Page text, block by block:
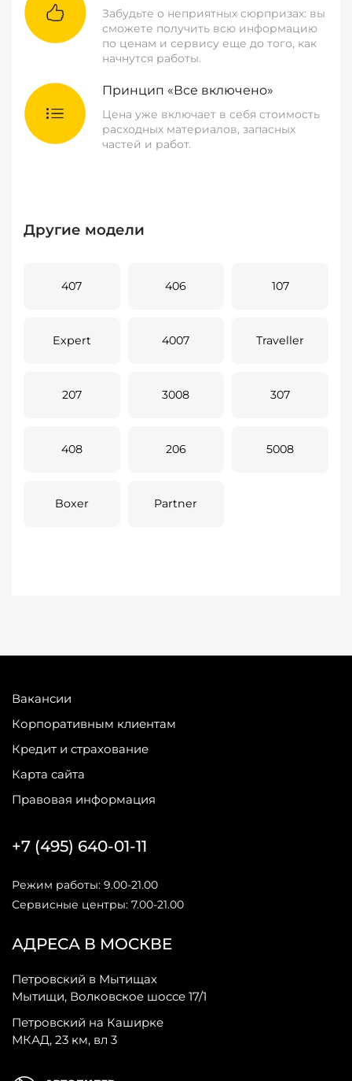
Забудьте о неприятных сюрпризах: вы
сможете получить всю информацию
по ценам и сервису еще до того, как
начнутся работы.
Принцип «Все включено»
Цена уже включает в себя стоимость
расходных материалов, запасных
частей и работ.
Другие модели
407 406 107
Expert 4007 Traveller
207 3008 307
408 206 5008
Boxer Partner
Вакансии
Корпоративным клиентам
Кредит и страхование
Карта сайта
Правовая информация
АДРЕСА В МОСКВЕ
Петровский в Мытищах
Мытищи, Волковское шоссе 17/1
Петровский на Каширке
МКАД, 23 км, вл 3
+7 (495) 640-01-11
Режим работы: 9.00-21.00
Сервисные центры: 7.00-21.00